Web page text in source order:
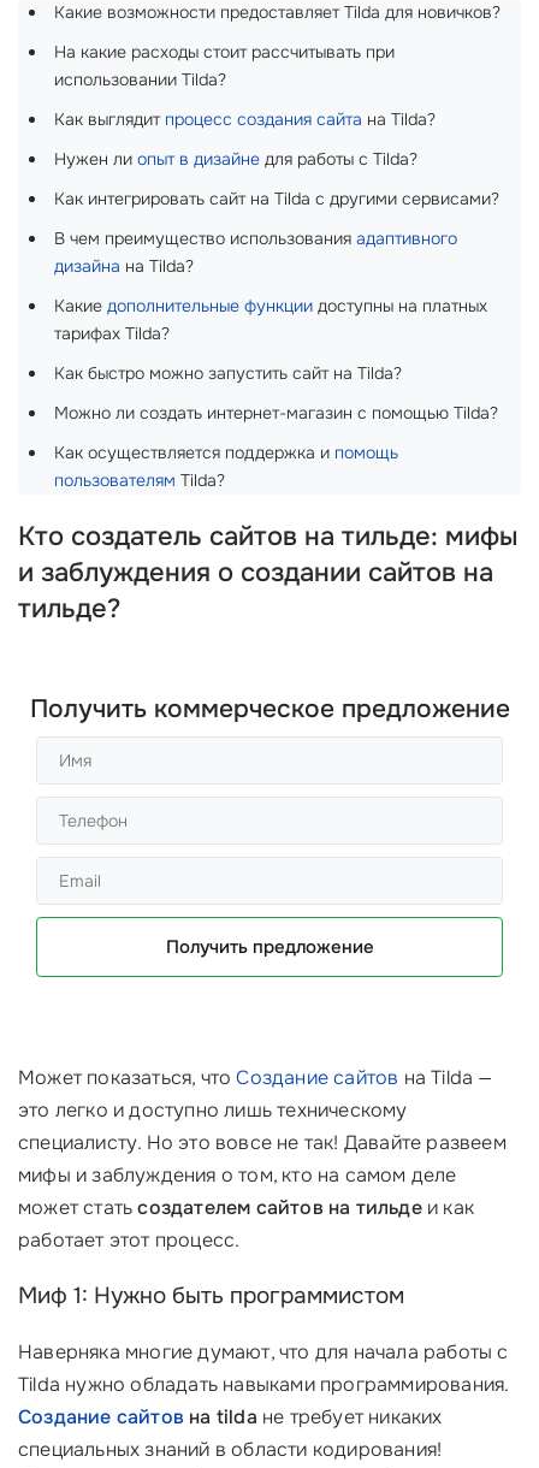
Какие возможности предоставляет Tilda для новичков?
На какие расходы стоит рассчитывать при
использовании Tilda?
Как выглядит процесс создания сайта на Tilda?
Нужен ли опыт в дизайне для работы с Tilda?
Как интегрировать сайт на Tilda с другими сервисами?
В чем преимущество использования адаптивного
дизайна на Tilda?
Какие дополнительные функции доступны на платных
тарифах Tilda?
Как быстро можно запустить сайт на Tilda?
Можно ли создать интернет-магазин с помощью Tilda?
Как осуществляется поддержка и помощь
пользователям Tilda?
Кто создатель сайтов на тильде: мифы
и заблуждения о создании сайтов на
тильде?
Получить коммерческое предложение
Получить предложение
Может показаться, чтоСоздание сайтов на Tilda —
это легко и доступно лишь техническому
специалисту. Но это вовсе не так! Давайте развеем
мифы и заблуждения о том, кто на самом деле
может статьсоздателем сайтов на тильдеи как
работает этот процесс.
Миф 1: Нужно быть программистом
Наверняка многие думают, что для начала работы с
Tilda нужно обладать навыками программирования.
Создание сайтов на tilda не требует никаких
специальных знаний в области кодирования!